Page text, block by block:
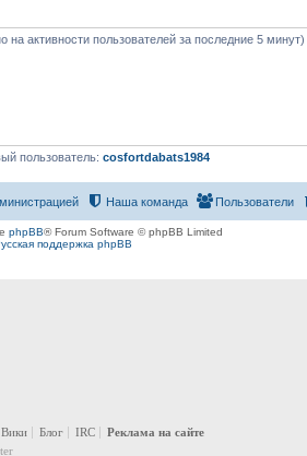
на активности пользователей за последние 5 минут)
пользователь: cosfortdabats1984
Пользователи
Наша команда
phpBB® Forum Software © phpBB Limited
поддержка phpBB
Вики Блог IRC
Реклама на сайте